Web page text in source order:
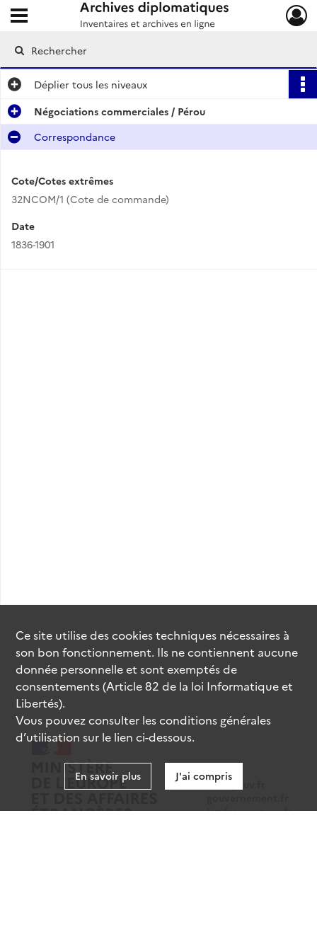
Archives diplomatiques
Ouvrir le menu déroulant
Déplier tous les niveaux
Négociations commerciales / Pérou
Correspondance
Cote/Cotes extrêmes
32NCOM/1 (Cote de commande)
Date
1836-1901
data.gouv.fr
legifrance.gouv.fr
Ce site utilise descookiestechniques nécessaires à
son bon fonctionnement. Ils ne contiennent aucune
donnée personnelle et sont exemptés de
consentements (Article 82 de la loi Informatique et
Libertés).
Vous pouvez consulter les conditions générales
d’utilisation sur le lien ci-dessous.
En savoir plus J'ai compris